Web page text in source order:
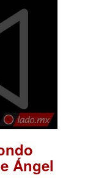
Ángel